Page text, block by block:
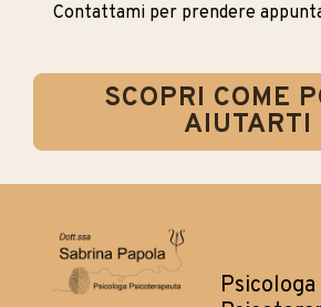
Contattami per prendere
SCOPRI COME
AIUTARTI
Psicologa